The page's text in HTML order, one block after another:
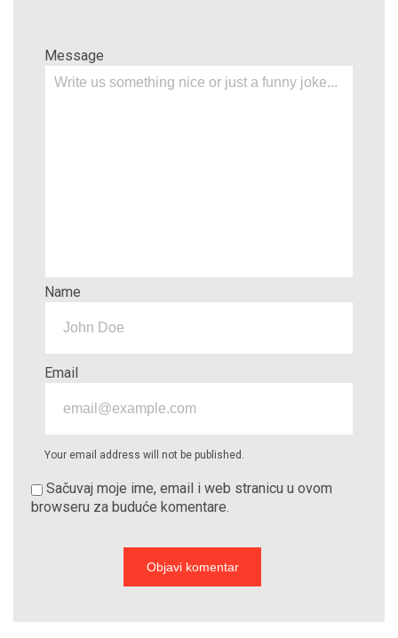
Message
Name
Email
Your email address will not be published.
Sačuvaj moje ime, email i web stranicu u ovom
browseru za buduće komentare.